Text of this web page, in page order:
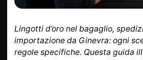
ORO POSTALE
STATO
JOBS
Lingotti d’oro nel bagaglio,
importazione da Ginevra: ogni
regole specifiche. Questa guida